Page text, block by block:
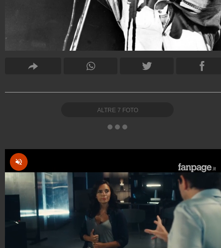
ALTRE 7 FOTO